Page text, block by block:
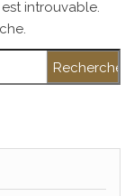
introuvable.